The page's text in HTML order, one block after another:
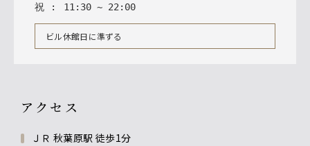
祝 : 11 : 30 ~ 22 : 00
ビル休館日に準ずる
アクセス
ＪＲ 秋葉原駅 徒歩1分